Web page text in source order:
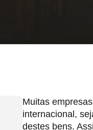
Muitas
internacional,
destes bens.